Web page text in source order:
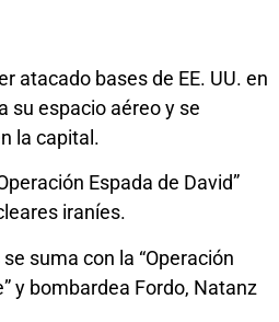
atacado bases de EE. UU. en
su espacio aéreo y se
la capital.
Espada de David”
iraníes.
suma con la “Operación
y bombardea Fordo, Natanz